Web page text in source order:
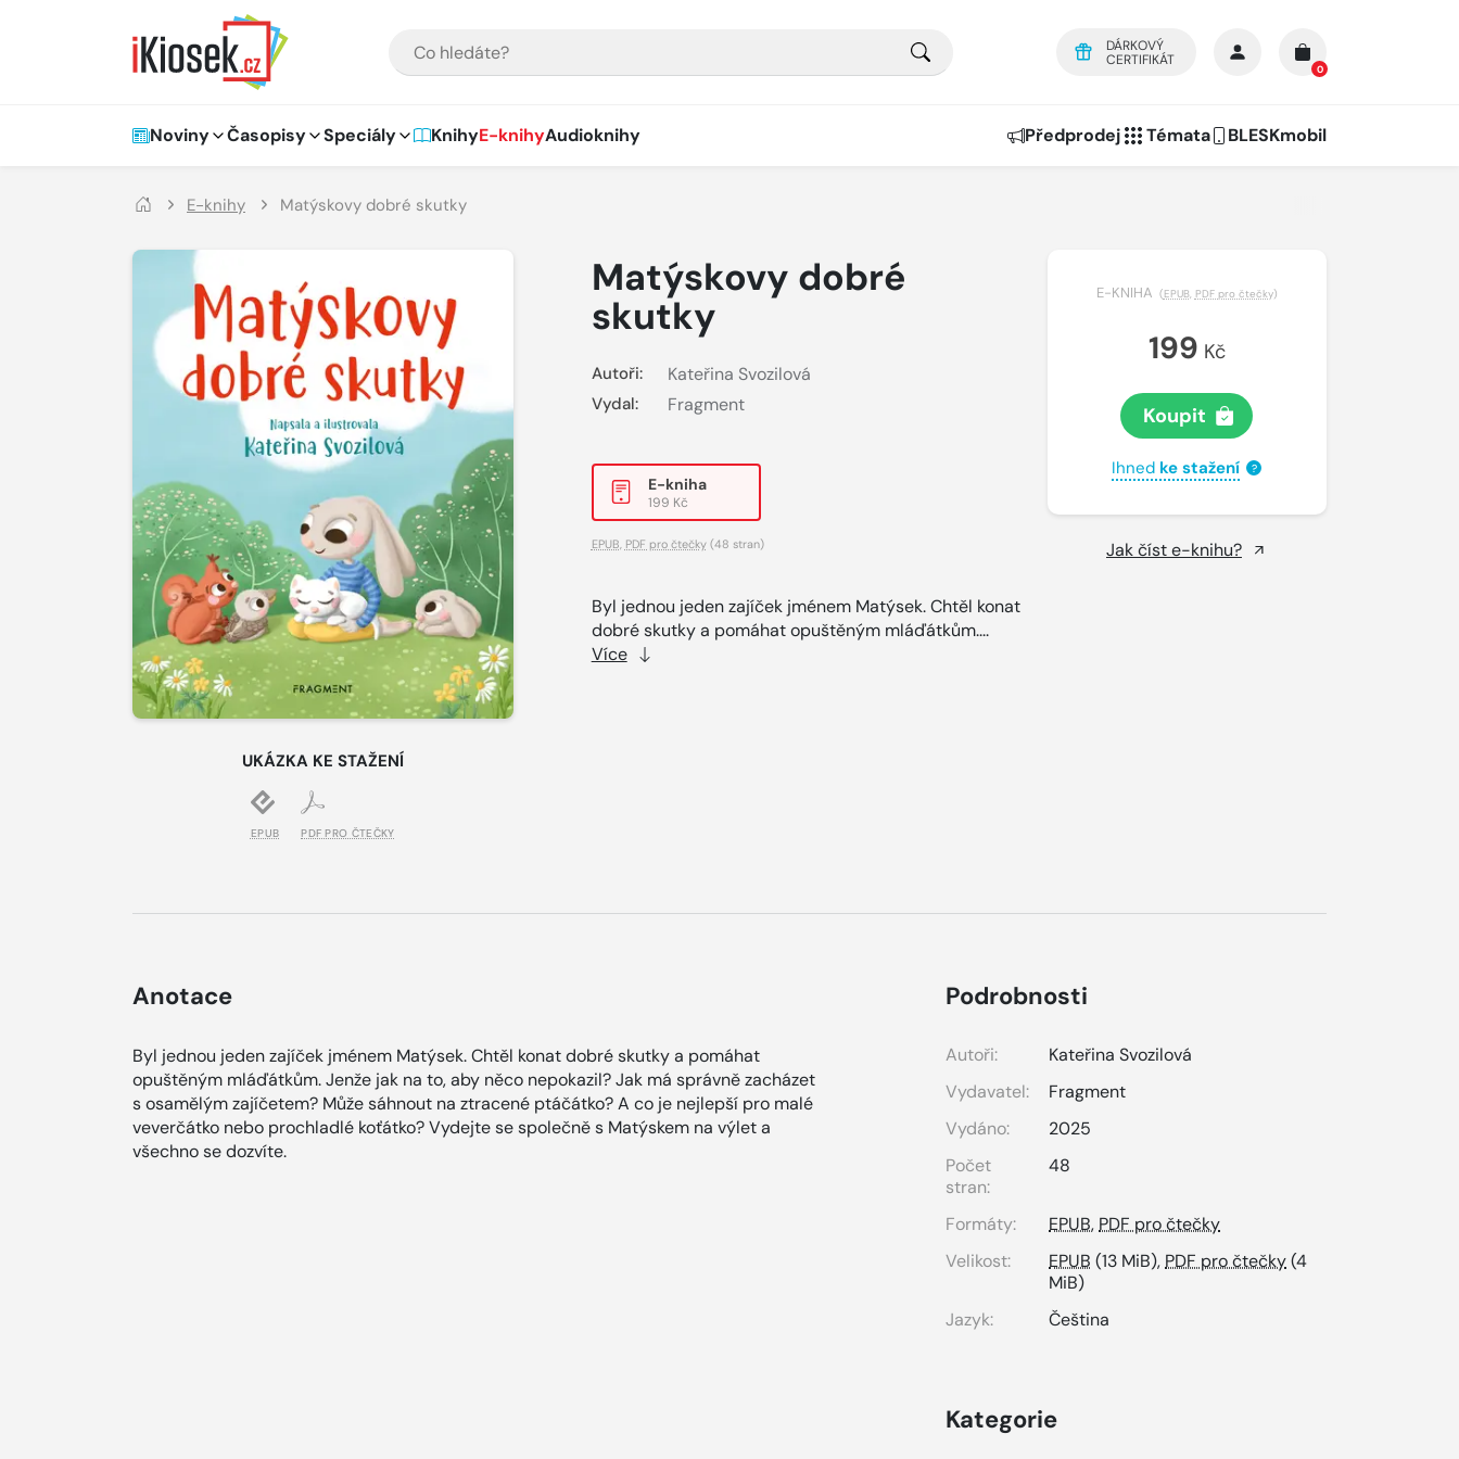
DÁRKOVÝ
CERTIFIKÁT
0
Hlavní navigace
Noviny Časopisy Speciály KnihyE-knihyAudioknihy Předprodej Témata BLESKmobil
E-knihy Matýskovy dobré skutky
UKÁZKA KE STAŽENÍ
EPUB PDF PRO ČTEČKY
Matýskovy dobré
skutky
Autoři: Kateřina Svozilová
Vydal: Fragment
E-kniha
199 Kč
EPUB PDF pro čtečky(48 stran)
Byl jednou jeden zajíček jménem Matýsek. Chtěl konat
dobré skutky a pomáhat opuštěným mláďátkům....
Více
E-KNIHA (EPUB, PDF pro čtečky)
199 Kč
Koupit
Ihned ke stažení ?
Jak číst e-knihu?
Anotace
Byl jednou jeden zajíček jménem Matýsek. Chtěl konat dobré skutky a pomáhat
opuštěným mláďátkům. Jenže jak na to, aby něco nepokazil? Jak má správně zacházet
s osamělým zajíčetem? Může sáhnout na ztracené ptáčátko? A co je nejlepší pro malé
veverčátko nebo prochladlé koťátko? Vydejte se společně s Matýskem na výlet a
všechno se dozvíte.
Podrobnosti
Autoři:
Kateřina Svozilová
Vydavatel:
Fragment
Vydáno:
2025
Počet
stran:
48
Formáty: EPUB,PDF pro čtečky
Velikost:
EPUB (13 MiB),PDF pro čtečky(4
MiB)
Jazyk:
Čeština
Kategorie